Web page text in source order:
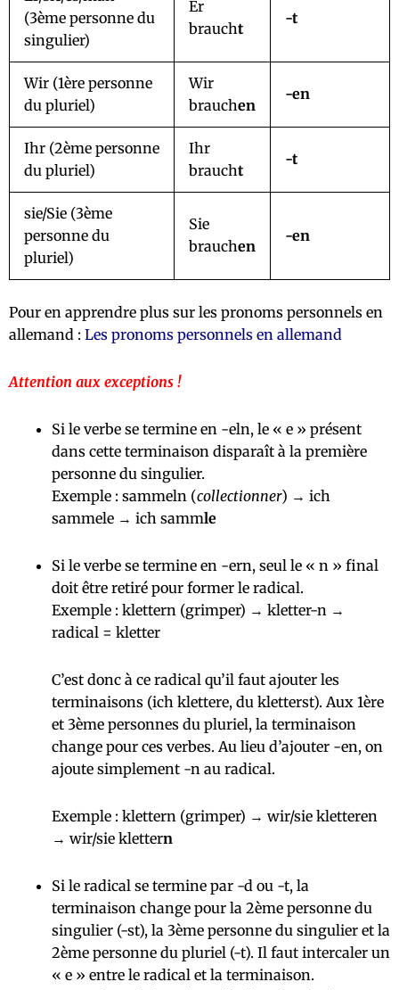
(3ème personne du
singulier)
Er
braucht
-t
Wir (1ère personne
du pluriel)
Wir
brauchen
-en
Ihr (2ème personne
du pluriel)
Ihr
braucht
-t
sie/Sie (3ème
personne du
pluriel)
Sie
brauchen
-en
Pour en apprendre plus sur les pronoms personnels en
allemand : Les pronoms personnels en allemand
Attention aux exceptions !
Si le verbe se termine en -eln, le « e » présent
dans cette terminaison disparaît à la première
personne du singulier.
Exemple : sammeln (collectionner) → ich
sammele → ich sammle
Si le verbe se termine en -ern, seul le « n » final
doit être retiré pour former le radical.
Exemple : klettern (grimper) → kletter-n →
radical = kletter
C’est donc à ce radical qu’il faut ajouter les
terminaisons (ich klettere, du kletterst). Aux 1ère
et 3ème personnes du pluriel, la terminaison
change pour ces verbes. Au lieu d’ajouter -en, on
ajoute simplement -n au radical.
Exemple : klettern (grimper) → wir/sie kletteren
→ wir/sie klettern
Si le radical se termine par -d ou -t, la
terminaison change pour la 2ème personne du
singulier (-st), la 3ème personne du singulier et la
2ème personne du pluriel (-t). Il faut intercaler un
« e » entre le radical et la terminaison.